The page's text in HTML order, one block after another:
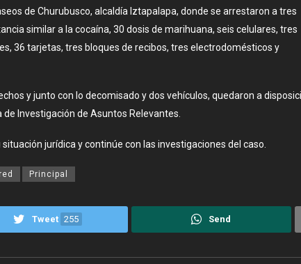
de Churubusco, alcaldía Iztapalapa, donde se arrestaron a tres
similar a la cocaína, 30 dosis de marihuana, seis celulares, tres
36 tarjetas, tres bloques de recibos, tres electrodomésticos y
y junto con lo decomisado y dos vehículos, quedaron a
Investigación de Asuntos Relevantes.
jurídica y continúe con las investigaciones del caso.
Principal
Tweet 255 Send